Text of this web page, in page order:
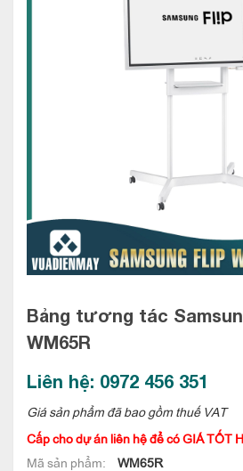
Bảng tương tác
WM65R
Liên hệ: 0972 456 351
Giá sản phẩm đã bao gồm thuế VAT
Cấp cho dự án liên hệ để có GIÁ TỐT
Mã sản phẩm:
WM65R